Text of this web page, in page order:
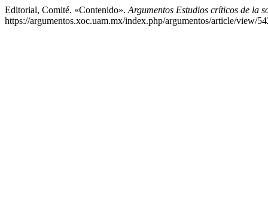
Editorial, Comité. «Contenido». Argumentos Estudios críticos de la
https://argumentos.xoc.uam.mx/index.php/argumentos/article/view/